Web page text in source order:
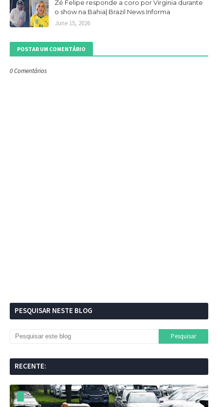
Zé Felipe responde a coro por Virginia durante
o show na Bahia| Brazil News Informa
June 15, 2026
POSTAR UM COMENTÁRIO
0 Comentários
PESQUISAR NESTE BLOG
RECENTE: